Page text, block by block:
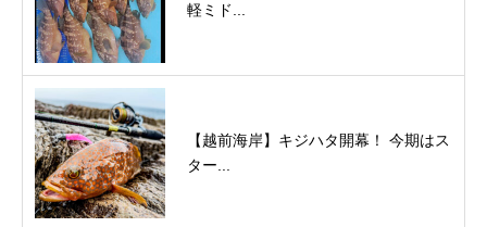
軽ミド...
【越前海岸】キジハタ開幕！ 今期はス
ター...